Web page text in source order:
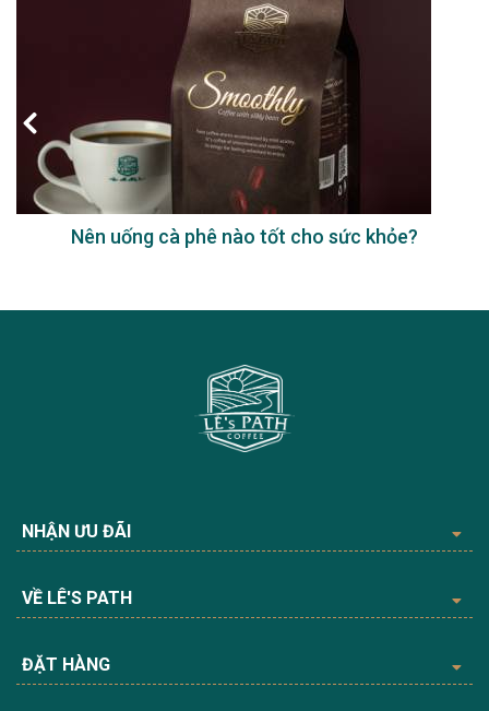
Nên uống cà phê nào tốt cho sức khỏe?
NHẬN ƯU ĐÃI
VỀ LÊ'S PATH
ĐẶT HÀNG